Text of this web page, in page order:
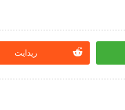
ريدايت